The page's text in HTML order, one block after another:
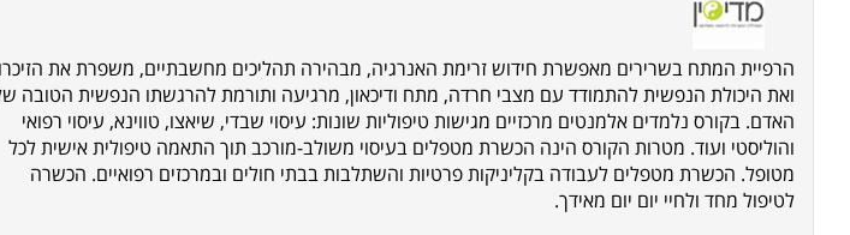
הרפיית המתח בשרירים מאפשרת חידוש זרימת האנרגיה, מבהירה תהליכים מחשבתיים, משפרת את
ואת היכולת הנפשית להתמודד עם מצבי חרדה, מתח ודיכאון, מרגיעה ותורמת להרגשתו הנפשית הטובה
האדם. בקורס נלמדים אלמנטים מרכזיים מגישות טיפוליות שונות: עיסוי שבדי, שיאצו, טווינא, עיסוי רפואי
והוליסטי ועוד. מטרות הקורס הינה הכשרת מטפלים בעיסוי משולב-מורכב תוך התאמה טיפולית אישית לכל
מטופל. הכשרת מטפלים לעבודה בקליניקות פרטיות והשתלבות בבתי חולים ובמרכזים רפואיים. הכשרה
לטיפול מחד ולחיי יום יום מאידך.